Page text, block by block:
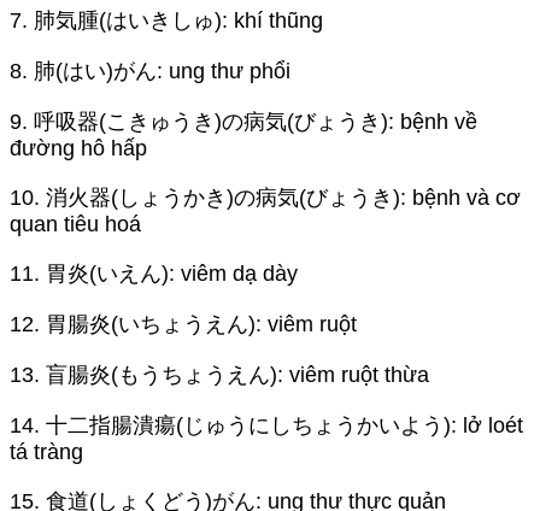
7. 肺気腫(はいきしゅ): khí thũng
8. 肺(はい)がん: ung thư phổi
9. 呼吸器(こきゅうき)の病気(びょうき): bệnh về
đường hô hấp
10. 消火器(しょうかき)の病気(びょうき): bệnh và cơ
quan tiêu hoá
11. 胃炎(いえん): viêm dạ dày
12. 胃腸炎(いちょうえん): viêm ruột
13. 盲腸炎(もうちょうえん): viêm ruột thừa
14. 十二指腸潰瘍(じゅうにしちょうかいよう): lở loét
tá tràng
15. 食道(しょくどう)がん: ung thư thực quản